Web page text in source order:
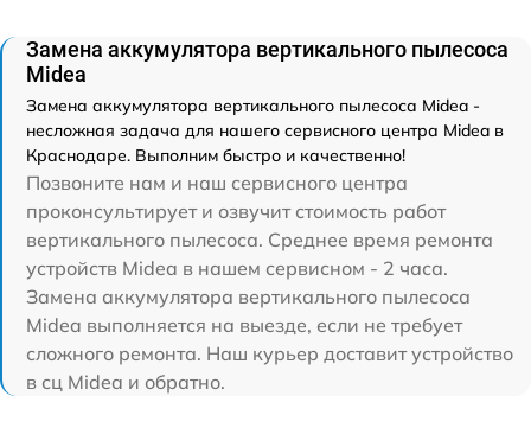
Замена аккумулятора вертикального пылесоса
Midea
Замена аккумулятора вертикального пылесоса Midea -
несложная задача для нашего сервисного центра Midea в
Краснодаре. Выполним быстро и качественно!
Позвоните нам и наш сервисного центра
проконсультирует и озвучит стоимость работ
вертикального пылесоса. Среднее время ремонта
устройств Midea в нашем сервисном - 2 часа.
Замена аккумулятора вертикального пылесоса
Midea выполняется на выезде, если не требует
сложного ремонта. Наш курьер доставит устройство
в сц Midea и обратно.